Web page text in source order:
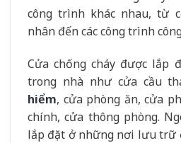
công trình khác nhau, từ
nhân đến các công trình
Cửa chống cháy được lắp
trong nhà như cửa cầu
hiểm, cửa phòng ăn, cửa
chính, cửa thông phòng.
lắp đặt ở những nơi lưu trữ